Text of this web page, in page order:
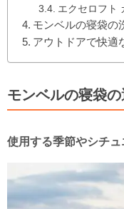
エクセロフト
モンベルの寝袋の
アウトドアで快適
モンベルの寝袋
使用する季節やシチ